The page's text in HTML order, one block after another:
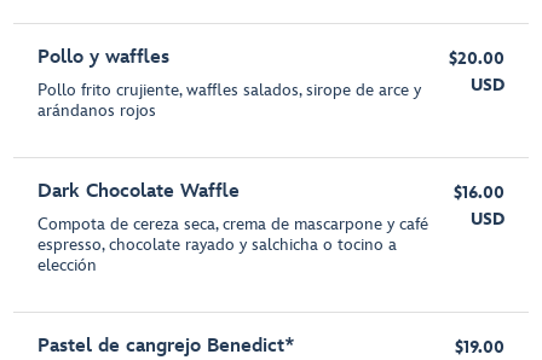
Pollo y waffles
Pollo frito crujiente, waffles salados, sirope de arce y
arándanos rojos
$20.00
USD
Dark Chocolate Waffle
Compota de cereza seca, crema de mascarpone y café
espresso, chocolate rayado y salchicha o tocino a
elección
$16.00
USD
Pastel de cangrejo Benedict*
$19.00